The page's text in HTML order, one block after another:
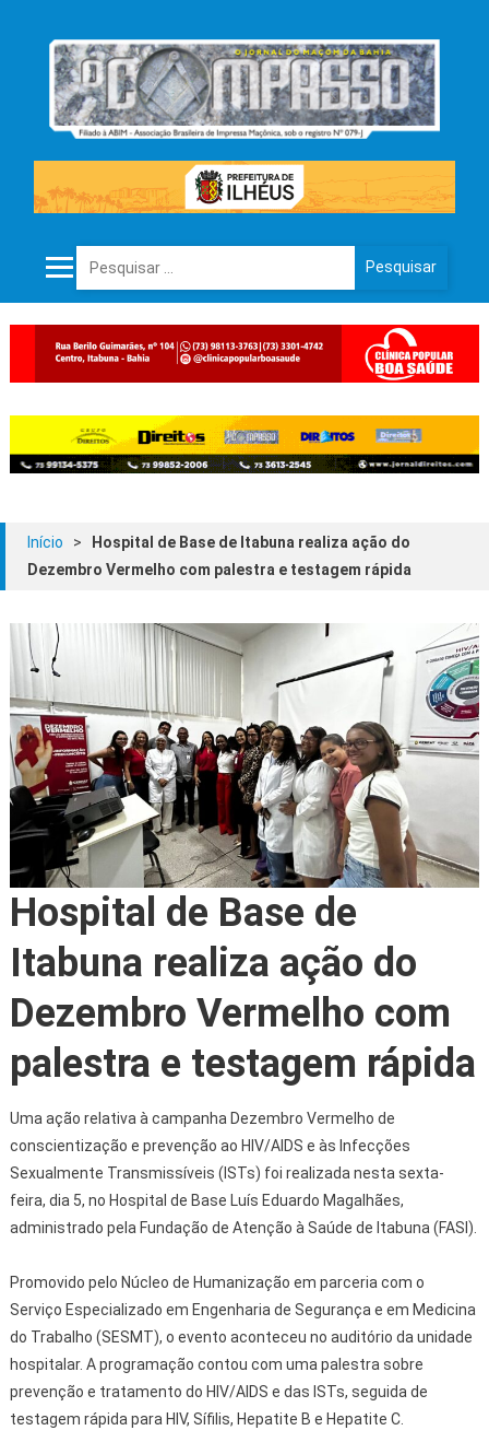
Pesquisar por:
Início >
Hospital de Base de Itabuna realiza ação do
Dezembro Vermelho com palestra e testagem rápida
Hospital de Base de
Itabuna realiza ação do
Dezembro Vermelho com
palestra e testagem rápida
Uma ação relativa à campanha Dezembro Vermelho de
conscientização e prevenção ao HIV/AIDS e às Infecções
Sexualmente Transmissíveis (ISTs) foi realizada nesta sexta-
feira, dia 5, no Hospital de Base Luís Eduardo Magalhães,
administrado pela Fundação de Atenção à Saúde de Itabuna (FASI).
Promovido pelo Núcleo de Humanização em parceria com o
Serviço Especializado em Engenharia de Segurança e em Medicina
do Trabalho (SESMT), o evento aconteceu no auditório da unidade
hospitalar. A programação contou com uma palestra sobre
prevenção e tratamento do HIV/AIDS e das ISTs, seguida de
testagem rápida para HIV, Sífilis, Hepatite B e Hepatite C.